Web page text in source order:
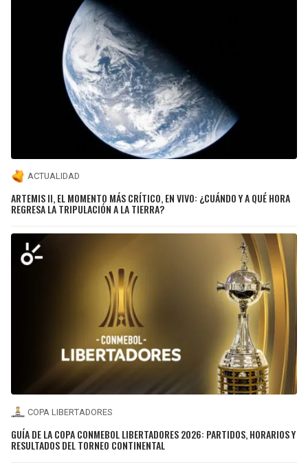
ACTUALIDAD
ARTEMIS II, EL MOMENTO MÁS CRÍTICO, EN VIVO: ¿CUÁNDO Y A QUÉ HORA
REGRESA LA TRIPULACIÓN A LA TIERRA?
COPA LIBERTADORES
GUÍA DE LA COPA CONMEBOL LIBERTADORES 2026: PARTIDOS, HORARIOS Y
RESULTADOS DEL TORNEO CONTINENTAL